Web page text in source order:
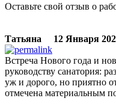
Оставьте свой отзыв о
Татьяна 12 Января
Встреча Нового года и
руководству санатория:
уж и дорого, но приятно
отмечена материальным